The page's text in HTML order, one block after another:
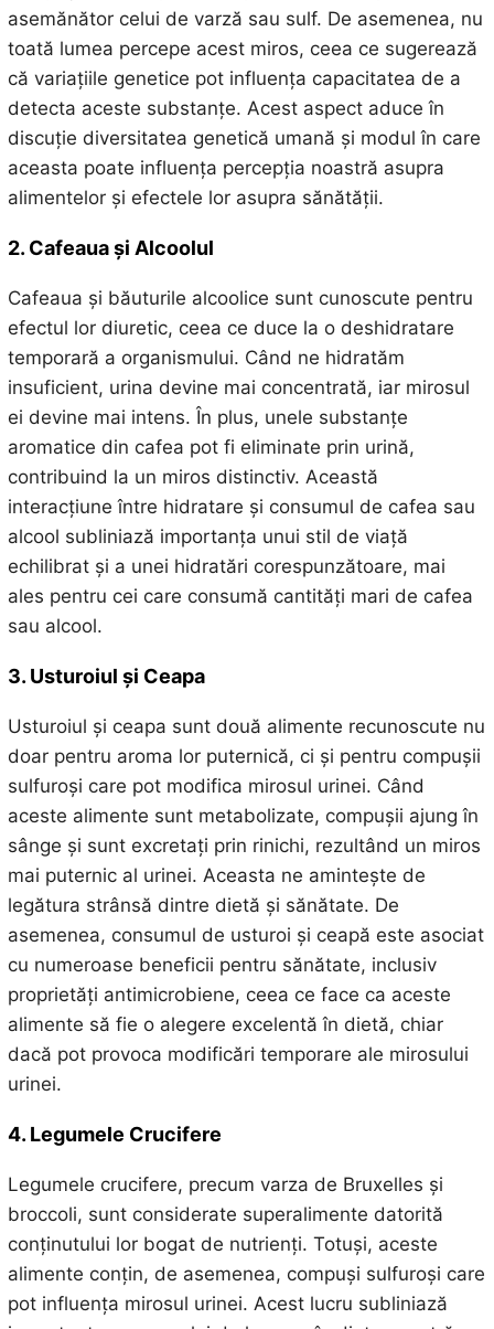
asemănător celui de varză sau sulf. De asemenea, nu
toată lumea percepe acest miros, ceea ce sugerează
că variațiile genetice pot influența capacitatea de a
detecta aceste substanțe. Acest aspect aduce în
discuție diversitatea genetică umană și modul în care
aceasta poate influența percepția noastră asupra
alimentelor și efectele lor asupra sănătății.
2. Cafeaua și Alcoolul
Cafeaua și băuturile alcoolice sunt cunoscute pentru
efectul lor diuretic, ceea ce duce la o deshidratare
temporară a organismului. Când ne hidratăm
insuficient, urina devine mai concentrată, iar mirosul
ei devine mai intens. În plus, unele substanțe
aromatice din cafea pot fi eliminate prin urină,
contribuind la un miros distinctiv. Această
interacțiune între hidratare și consumul de cafea sau
alcool subliniază importanța unui stil de viață
echilibrat și a unei hidratări corespunzătoare, mai
ales pentru cei care consumă cantități mari de cafea
sau alcool.
3. Usturoiul și Ceapa
Usturoiul și ceapa sunt două alimente recunoscute nu
doar pentru aroma lor puternică, ci și pentru compușii
sulfuroși care pot modifica mirosul urinei. Când
aceste alimente sunt metabolizate, compușii ajung în
sânge și sunt excretați prin rinichi, rezultând un miros
mai puternic al urinei. Aceasta ne amintește de
legătura strânsă dintre dietă și sănătate. De
asemenea, consumul de usturoi și ceapă este asociat
cu numeroase beneficii pentru sănătate, inclusiv
proprietăți antimicrobiene, ceea ce face ca aceste
alimente să fie o alegere excelentă în dietă, chiar
dacă pot provoca modificări temporare ale mirosului
urinei.
4. Legumele Crucifere
Legumele crucifere, precum varza de Bruxelles și
broccoli, sunt considerate superalimente datorită
conținutului lor bogat de nutrienți. Totuși, aceste
alimente conțin, de asemenea, compuși sulfuroși care
pot influența mirosul urinei. Acest lucru subliniază